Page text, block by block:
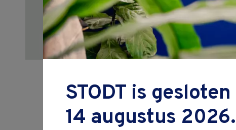
Cursus
draaien
STODT is
14 augustus 2026.